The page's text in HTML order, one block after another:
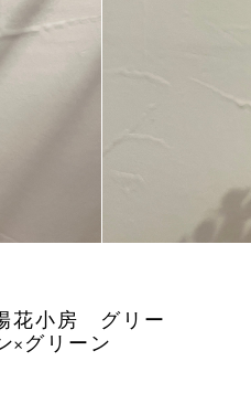
小房 グリー
グリーン